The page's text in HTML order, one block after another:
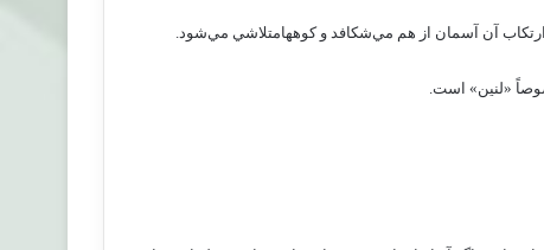
آن‌ آسمان‌ از هم‌ مي‌شكافد و كوههامتلاشي‌ مي‌شود.
«لنين‌» است‌.